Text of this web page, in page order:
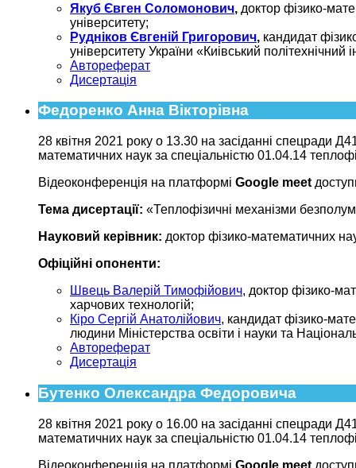
Якуб Євген Соломонович, доктор фізико-
університету;
Рудніков Євгеній Григорович, кандидат
університету України «Киівський політехнічний
Автореферат
Дисертація
Федоренко Анна Вікторівна
28 квітня 2021 року о 13.30 на засіданні спецради
математичних наук за спеціальністю 01.04.14
Відеоконференція на платформі Google meet
Тема дисертації: «Теплофізичні механізми
Науковий керівник: доктор фізико-математичних
Офіційні опоненти:
Швець Валерій Тимофійович, доктор фізико-
харчових технологій;
Кіро Сергій Анатолійович, кандидат фізико-
людини Міністерства освіти і науки та
Автореферат
Дисертація
Бутенко Олександра Федоровича
28 квітня 2021 року о 16.00 на засіданні спецради
математичних наук за спеціальністю 01.04.14
Відеоконференція на платформі Google meet